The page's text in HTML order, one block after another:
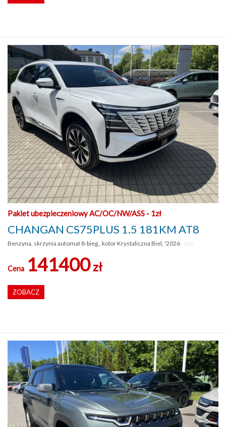
Pakiet ubezpieczeniowy AC/OC/NW/ASS - 1zł
CHANGAN CS75PLUS 1.5 181KM AT8
Benzyna, skrzynia automat 8-bieg., kolor Krystaliczna Biel, '2026
Cena 141400zł
ZOBACZ